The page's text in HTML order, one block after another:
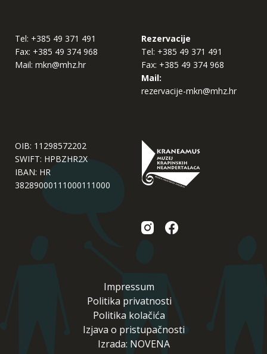
Tel: +385 49 371 491
Fax: +385 49 374 968
Mail: mkn@mhz.hr
Rezervacije
Tel: +385 49 371 491
Fax: +385 49 374 968
Mail:
rezervacije-mkn@mhz.hr
OIB: 11298572202
SWIFT: HPBZHR2X
IBAN: HR
38289000111000111000
Impressum
Politika privatnosti
Politika kolačića
Izjava o pristupačnosti
Izrada: NOVENA